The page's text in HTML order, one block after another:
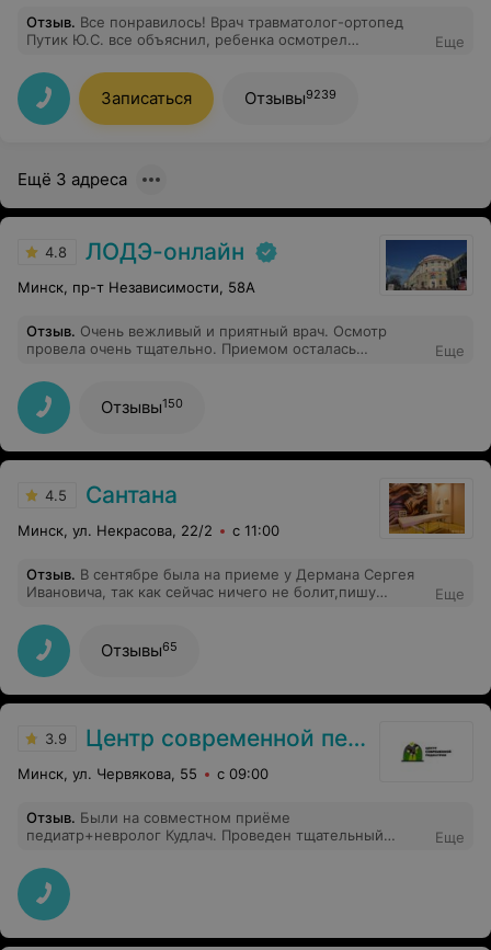
Отзыв. Все понравилось! Врач травматолог-ортопед
Путик Ю.С. все объяснил, ребенка осмотрел
находится на месте. Остались только положительные
эмоции.
Еще
Записаться Отзывы9239
Ещё 3 адреса
4.8 ЛОДЭ-онлайн
Минск, пр-т Независимости, 58А
Отзыв. Очень вежливый и приятный врач. Осмотр
провела очень тщательно. Приемом осталась
Еще
Отзывы150
4.5 Сантана
Минск, ул. Некрасова, 22/2 с 11:00
Отзыв. В сентябре была на приеме у Дермана Сергея
Ивановича, так как сейчас ничего не болит,пишу
,очень внимательное отношение, кучу наилучших
пожеланий,побольше таких врачей.
Еще
Отзывы65
3.9 Центр современной педиатрии
Минск, ул. Червякова, 55 с 09:00
Отзыв. Были на совместном приёме
педиатр+невролог Кудлач. Проведен тщательный
темпераментный, даны подробные рекомендации,
получены ответы на все вопросы. Врачи
внимательные, отзывчивые. Есть очень удобная
комната, где можно переодеть ребенка, имеется всё
необходимое. Ожидание приема проходит не в
Еще